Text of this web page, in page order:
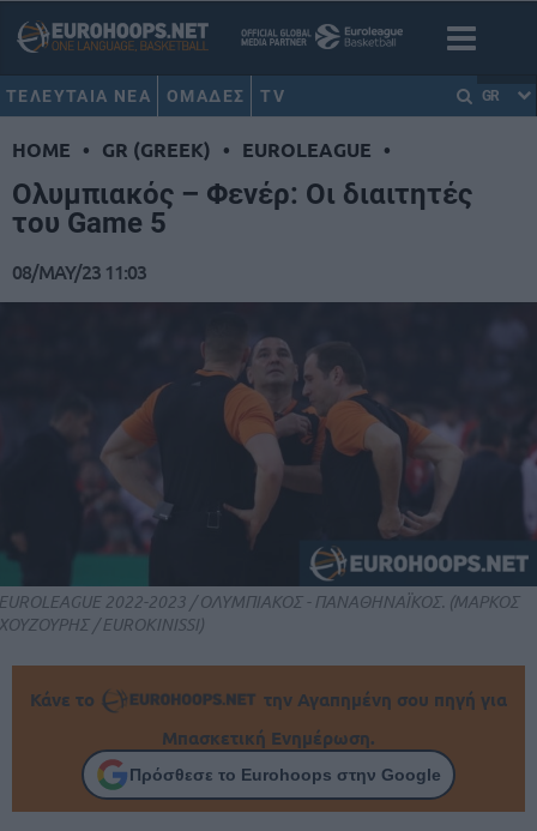
ΤΕΛΕΥΤΑΙΑ ΝΕΑ ΟΜΑΔΕΣ TV GR
HOME • GR (GREEK) • EUROLEAGUE •
Ολυμπιακός – Φενέρ: Οι διαιτητές
του Game 5
08/MAY/23 11:03
2022-2023 / ΟΛΥΜΠΙΑΚΟΣ - ΠΑΝΑΘΗΝΑΪΚΟΣ. (ΜΑΡΚΟΣ
/ EUROKINISSI)
Κάνε το
την Αγαπημένη σου πηγή για
Μπασκετική Ενημέρωση.
Πρόσθεσε το Eurohoops στην Google